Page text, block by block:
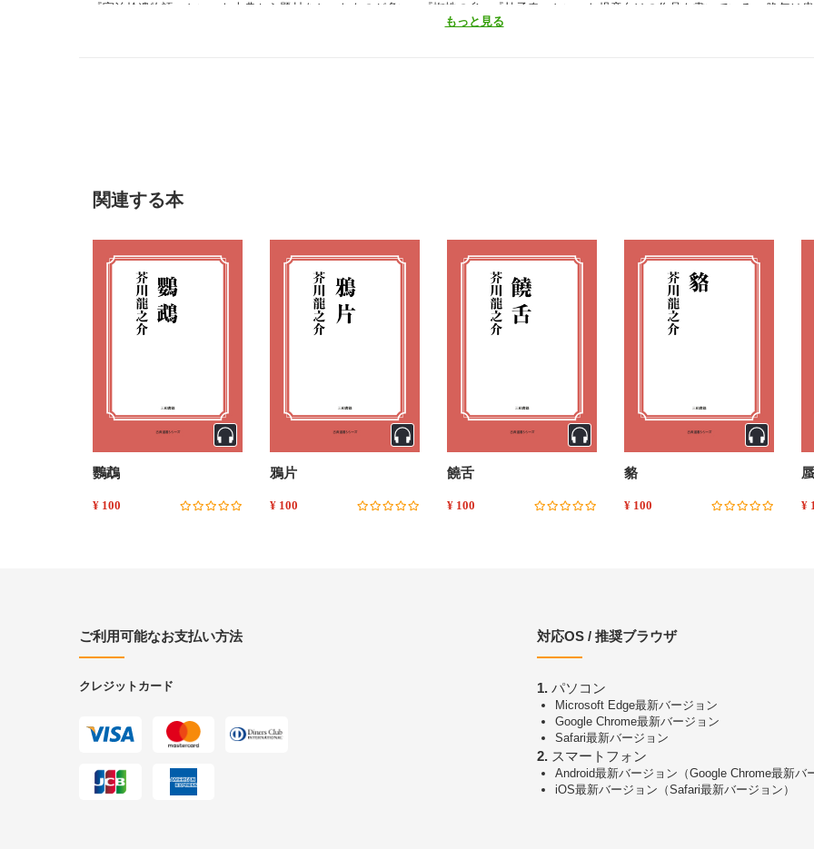
『宇治拾遺物語』といった古典から題材をとったものが多い。『蜘蛛の糸』『杜子春』といった児童向けの作品も書いている。 晩年は患
た精神障害が作品にも現れるようになり、「唯ぼんやりした不安」を動機として自殺。文壇のみならず社会にも衝撃を与えた。（ウィキ
もっと見る
関連する本
鸚鵡
¥ 100
鴉片
¥ 100
饒舌
¥ 100
貉
¥ 100 ¥
ご利用可能なお支払い方法
クレジットカード
対応OS / 推奨ブラウザ
1.パソコン
Microsoft Edge最新バージョン
Google Chrome最新バージョン
Safari最新バージョン
2.スマートフォン
Android最新バージョン（Google Chrome最新バ
iOS最新バージョン（Safari最新バージョン）